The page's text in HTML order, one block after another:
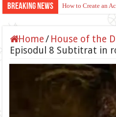
Breaking News How to Create an
Apply for TikTok
Home/ House of the
Episodul 8 Subtitrat in